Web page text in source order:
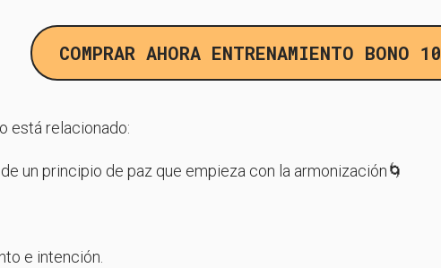
COMPRAR AHORA ENTRENAMIENTO BONO 10
está relacionado:
un principio de paz que empieza con la armonización🌀
e intención.